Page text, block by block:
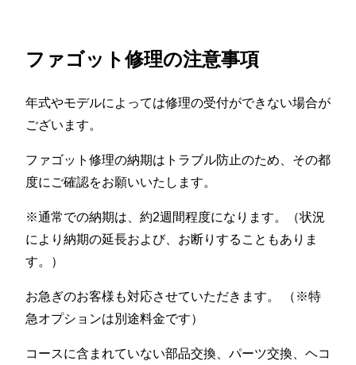
ファゴット修理の注意事項
年式やモデルによっては修理の受付ができない場合が
ございます。
ファゴット修理の納期はトラブル防止のため、その都
度にご確認をお願いいたします。
※通常での納期は、約2週間程度になります。（状況
により納期の延長および、お断りすることもありま
す。）
お急ぎのお客様も対応させていただきます。 （※特
急オプションは別途料金です）
コースに含まれていない部品交換、パーツ交換、ヘコ